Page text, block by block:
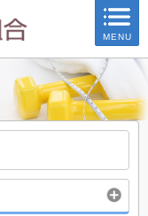
MENU